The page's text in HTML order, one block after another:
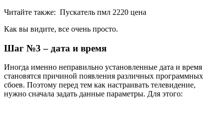
Читайте также: Пускатель пмл 2220 цена
Как вы видите, все очень просто.
Шаг №3 – дата и время
Иногда именно неправильно установленные дата и время
становятся причиной появления различных программных
сбоев. Поэтому перед тем как настраивать телевидение,
нужно сначала задать данные параметры. Для этого: